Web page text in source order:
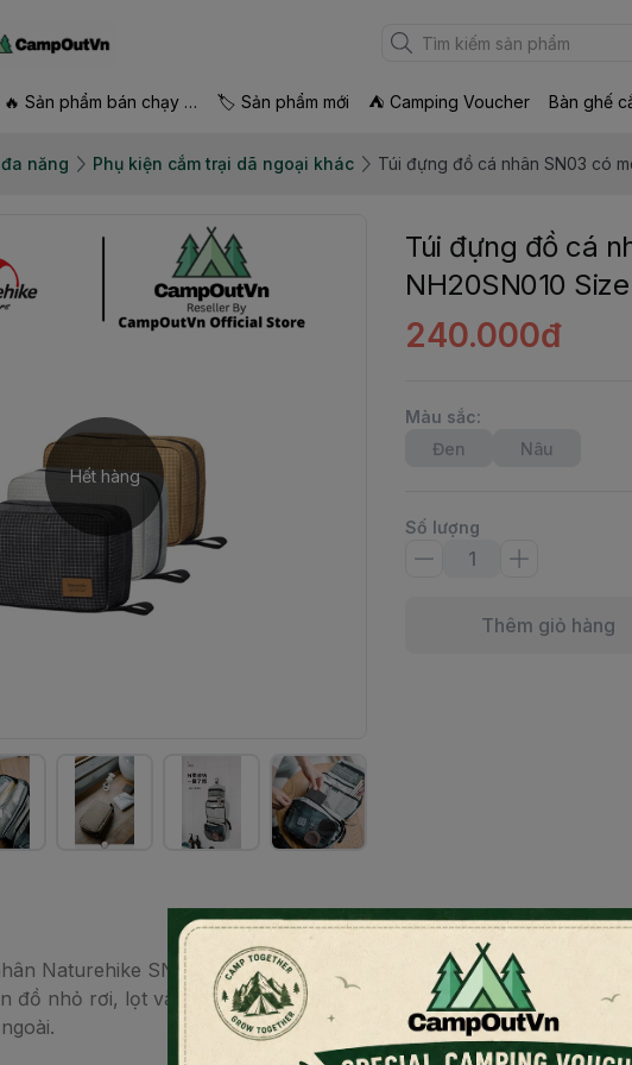
🔥 Sản phẩm bán chạy nhất 🏷 Sản phẩm mới ⛺ Camping Voucher Bàn ghế
năng Phụ kiện cắm trại dã ngoại khác Túi đựng đồ cá nhân SN03 có
Hết hàng
Túi đựng đồ cá
NH20SN010
240.000đ
Màu sắc:
Đen
Nâu
Số lượng
Thêm giỏ hàng
Naturehike SN03 NH20SN010. Không gian giúp tổ chức, bảo
đồ nhỏ rơi, lọt vào trong vali, lẫn với phần tư trang khác. Hay đôi